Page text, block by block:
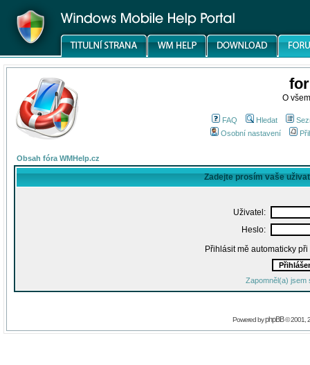
O
FAQ Hledat
Osobní nastavení
Obsah fóra WMHelp.cz
Zadejte prosím vaše
Uživatel:
Heslo:
Přihlásit mě automaticky
Zapomněl(a) jsem
Powered byphpBB© 2001,